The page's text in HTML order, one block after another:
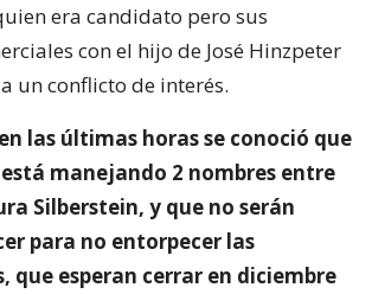
era candidato pero sus
con el hijo de José Hinzpeter
un conflicto de interés.
las últimas horas se conoció que
manejando 2 nombres entre
Silberstein, y que no serán
para no entorpecer las
que esperan cerrar en diciembre